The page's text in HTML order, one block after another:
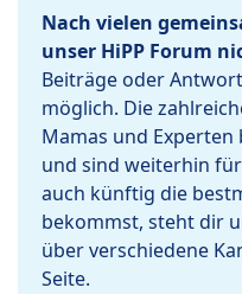
Nach vielen
unser HiPP Forum
Beiträge oder
möglich. Die
Mamas und
und sind weiterhin
auch künftig die
bekommst, steht dir
über verschiedene
Seite.